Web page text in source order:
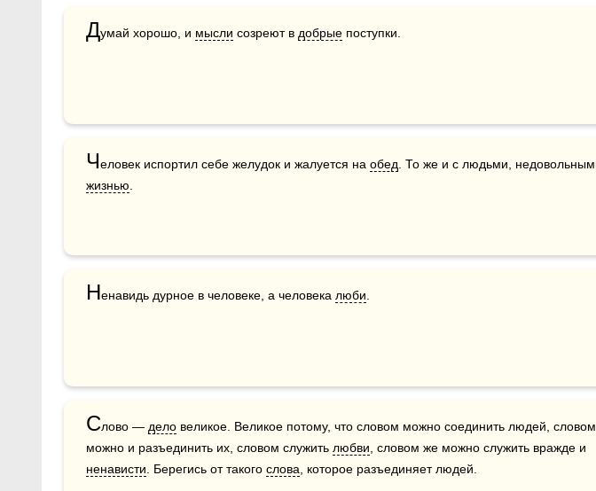
Думай хорошо, и мысли созреют в добрые поступки.
Человек испортил себе желудок и жалуется на обед
жизнью
Ненавидь дурное в человеке, а человека люби
Слово — дело великое. Великое потому, что словом можно соединить людей, словом
можно и разъединить их, словом служить любви
ненависти . Берегись от такого слова , которое разъединяет людей.